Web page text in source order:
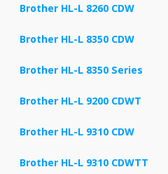
Brother HL-L 8260 CDW
Brother HL-L 8350 CDW
Brother HL-L 8350 Series
Brother HL-L 9200 CDWT
Brother HL-L 9310 CDW
Brother HL-L 9310 CDWTT